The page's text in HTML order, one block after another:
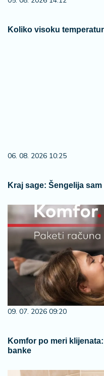
Koliko visoku
06. 08. 2026 10:25
Kraj sage: Šengelija
09. 07. 2026 09:20
Komfor po meri
banke